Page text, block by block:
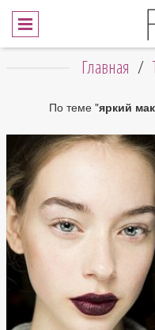
Главная /
По теме "яркий